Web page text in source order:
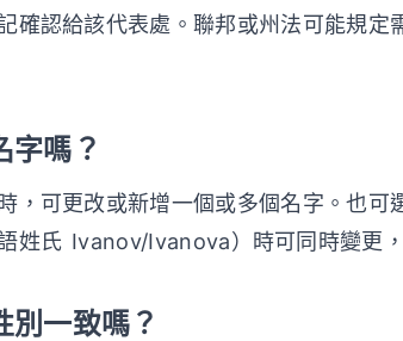
確認給該代表處。聯邦或州法可能規定
字嗎？
，可更改或新增一個或多個名字。也
姓氏 Ivanov/Ivanova）時可同時變更
別一致嗎？